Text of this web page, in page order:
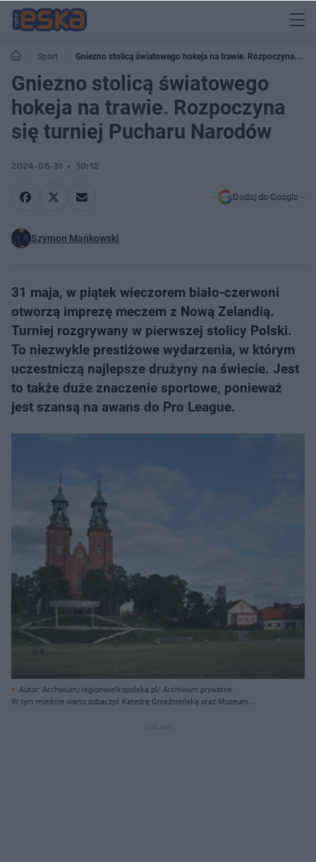
Sport
Gniezno stolicą światowego hokeja na trawie. Rozpoczyna się
turniej Pucharu Narodów
Gniezno stolicą światowego
hokeja na trawie. Rozpoczyna
się turniej Pucharu Narodów
2024-05-31 10:12
Dodaj do Google
Szymon Mańkowski
31 maja, w piątek wieczorem biało-czerwoni
otworzą imprezę meczem z Nową Zelandią.
Turniej rozgrywany w pierwszej stolicy Polski.
To niezwykle prestiżowe wydarzenia, w którym
uczestniczą najlepsze drużyny na świecie. Jest
to także duże znaczenie sportowe, ponieważ
jest szansą na awans do Pro League.
Autor: Archwium/regionwielkopolska.pl/ Archiwum prywatne
W tym mieście warto zobaczyć Katedrę Gnieźnieńską oraz Muzeum